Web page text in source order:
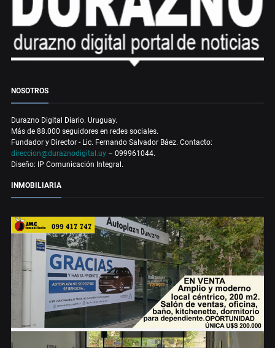
NOSOTROS
Durazno Digital Diario. Uruguay.
Más de 88.000 seguidores en redes sociales.
Fundador y Director - Lic. Fernando Salvador Báez. Contacto:
direccion@duraznodigital.uy – 099961044.
Diseño: IP Comunicación Integral.
INMOBILIARIA